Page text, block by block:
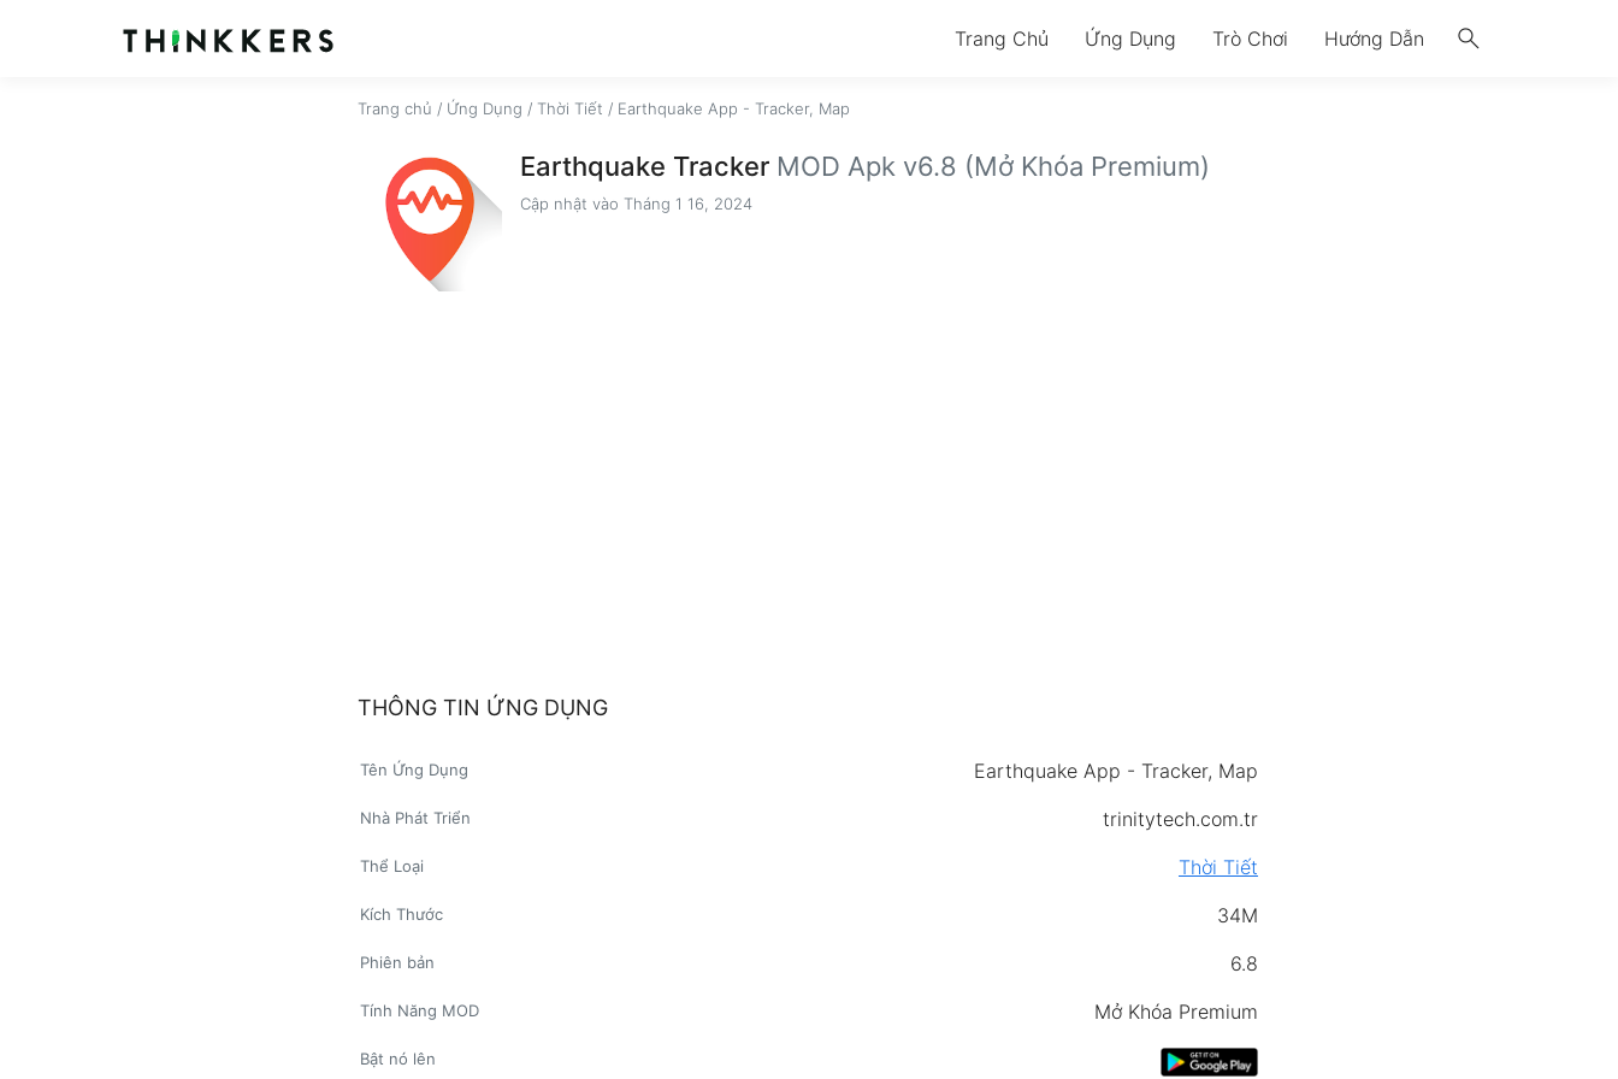
search
Trang Chủ Ứng Dụng Trò Chơi Hướng Dẫn
Trang chủ / Ứng Dụng / Thời Tiết / Earthquake App - Tracker, Map
Earthquake TrackerMOD Apk v6.8 (Mở Khóa Premium)
Cập nhật vào Tháng 1 16, 2024
THÔNG TIN ỨNG DỤNG
Tên Ứng Dụng Earthquake App - Tracker, Map
Nhà Phát Triển trinitytech.com.tr
Thể Loại Thời Tiết
Kích Thước 34M
Phiên bản 6.8
Tính Năng MOD Mở Khóa Premium
Bật nó lên